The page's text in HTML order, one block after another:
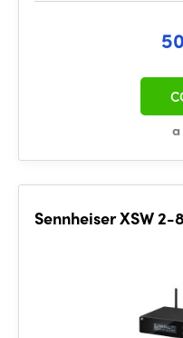
Sennheiser XSW